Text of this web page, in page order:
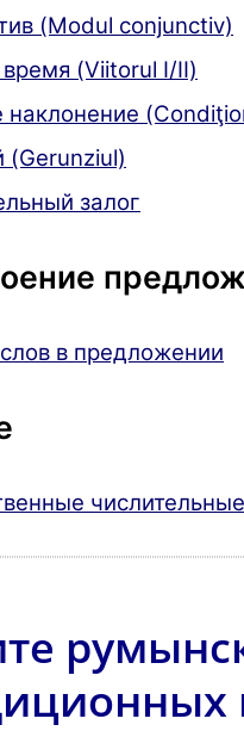
(Modul conjunctiv)
(Viitorul I/II)
наклонение
(Gerunziul)
залог
в предложении
числительные